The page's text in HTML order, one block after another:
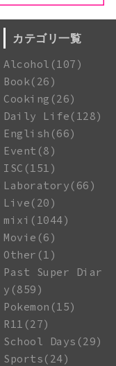
カテゴリ一覧
Alcohol(107)
Book(26)
Cooking(26)
Daily Life(128)
English(66)
Event(8)
ISC(151)
Laboratory(66)
Live(20)
mixi(1044)
Movie(6)
Other(1)
Past Super Diar
y(859)
Pokemon(15)
R11(27)
School Days(29)
Sports(24)